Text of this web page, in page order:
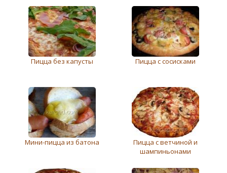
Пицца без капусты Пицца с сосисками
Мини-пицца из батона
Пицца с ветчиной и
шампиньонами